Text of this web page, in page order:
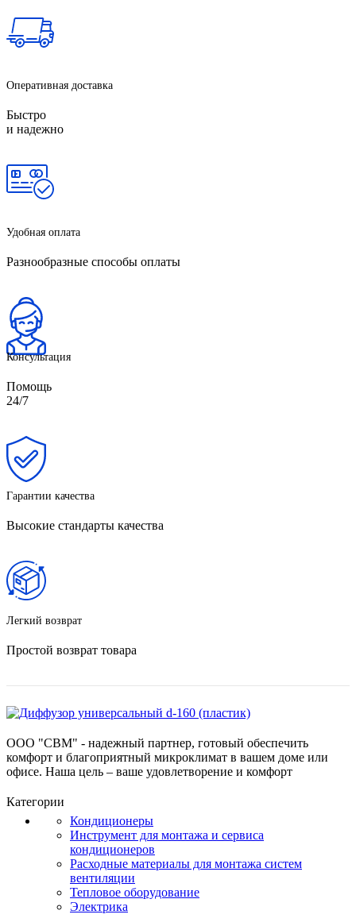
Оперативная доставка
Быстро
и надежно
Удобная оплата
Разнообразные способы оплаты
Консультация
Помощь
24/7
Гарантии качества
Высокие стандарты качества
Легкий возврат
Простой возврат товара
ООО "СВМ" - надежный партнер, готовый обеспечить
комфорт и благоприятный микроклимат в вашем доме или
офисе. Наша цель – ваше удовлетворение и комфорт
Категории
Кондиционеры
Инструмент для монтажа и сервиса
кондиционеров
Расходные материалы для монтажа систем
вентиляции
Тепловое оборудование
Электрика